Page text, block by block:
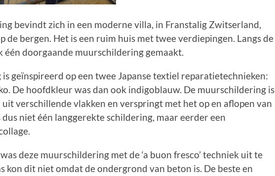
bevindt zich in een moderne villa, in Franstalig Zwitserland,
de bergen. Het is een ruim huis met twee verdiepingen. Langs de
één doorgaande muurschildering gemaakt.
is geïnspireerd op een twee Japanse textiel reparatietechnieken:
De hoofdkleur was dan ook indigoblauw. De muurschildering is
uit verschillende vlakken en verspringt met het op en aflopen van
dus niet één langgerekte schildering, maar eerder een
deze muurschildering met de ‘a buon fresco’ techniek uit te
kon dit niet omdat de ondergrond van beton is. De beste en